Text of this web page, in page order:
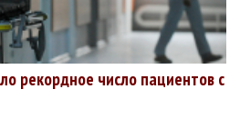
рекордное число пациентов с